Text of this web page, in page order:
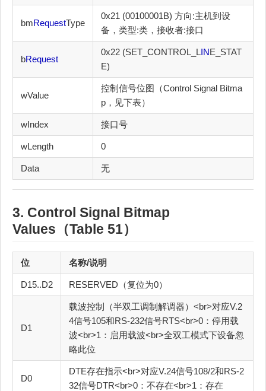
bmRequestType
0x21 (00100001B) 方向:主机到设
备，类型:类，接收者:接口
bRequest
0x22 (SET_CONTROL_LINE_STAT
E)
wValue
控制信号位图（Control Signal Bitma
p，见下表）
wIndex 接口号
wLength 0
Data 无
3. Control Signal Bitmap
Values（Table 51）
位 名称/说明
D15..D2 RESERVED（复位为0）
D1
载波控制（半双工调制解调器）<br>对应V.2
4信号105和RS-232信号RTS<br>0：停用载
波<br>1：启用载波<br>全双工模式下设备忽
略此位
D0
DTE存在指示<br>对应V.24信号108/2和RS-2
32信号DTR<br>0：不存在<br>1：存在